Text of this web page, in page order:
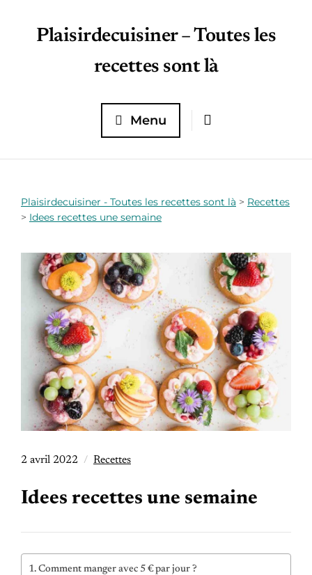
Plaisirdecuisiner – Toutes les
recettes sont là
Menu
Plaisirdecuisiner - Toutes les recettes sont là > Recettes
> Idees recettes une semaine
2 avril 2022 Recettes
Idees recettes une semaine
Comment manger avec 5 € par jour ?